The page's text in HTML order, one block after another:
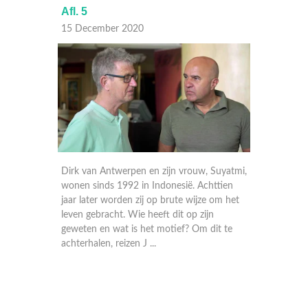
Afl. 5
15 December 2020
Dirk van Antwerpen en zijn vrouw, Suyatmi,
wonen sinds 1992 in Indonesië. Achttien
jaar later worden zij op brute wijze om het
leven gebracht. Wie heeft dit op zijn
geweten en wat is het motief? Om dit te
achterhalen, reizen J ...